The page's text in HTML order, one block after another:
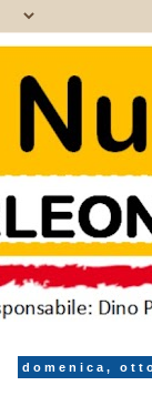
domenica,